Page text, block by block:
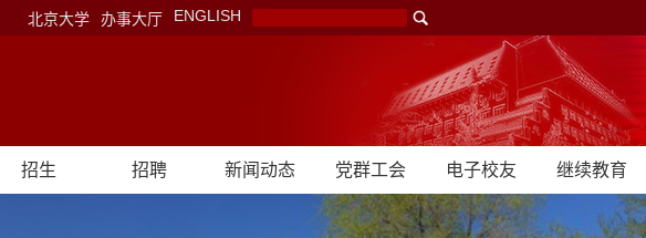
北京大学 办事大厅 ENGLISH
招生 招聘 新闻动态 党群工会 电子校友 继续教育